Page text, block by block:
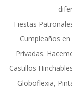
Fiestas
Cumpleaños
Privadas.
Castillos
Globoflexia,